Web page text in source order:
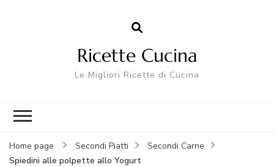
Ricette Cucina
Le Migliori Ricette di Cucina
Home page Secondi Piatti
Secondi Carne
Spiedini alle polpette allo Yogurt